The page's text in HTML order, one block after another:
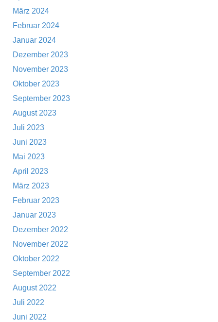
März 2024
Februar 2024
Januar 2024
Dezember 2023
November 2023
Oktober 2023
September 2023
August 2023
Juli 2023
Juni 2023
Mai 2023
April 2023
März 2023
Februar 2023
Januar 2023
Dezember 2022
November 2022
Oktober 2022
September 2022
August 2022
Juli 2022
Juni 2022